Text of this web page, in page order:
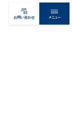
お問い合わせ メニュー